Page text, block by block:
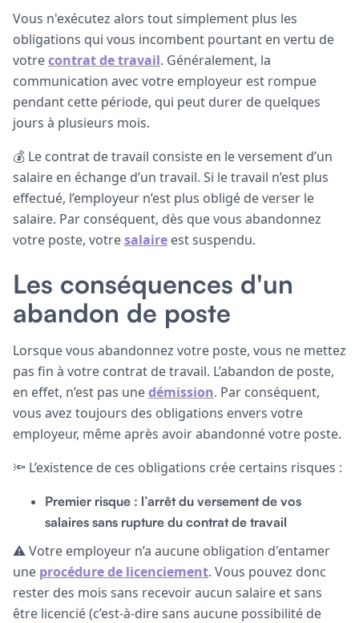
Vous n'exécutez alors tout simplement plus les
obligations qui vous incombent pourtant en vertu de
votrecontrat de travail. Généralement, la
communication avec votre employeur est rompue
pendant cette période, qui peut durer de quelques
jours à plusieurs mois.
💰 Le contrat de travail consiste en le versement d’un
salaire en échange d’un travail. Si le travail n’est plus
effectué, l’employeur n’est plus obligé de verser le
salaire. Par conséquent, dès que vous abandonnez
votre poste, votresalaire est suspendu.
Les conséquences d'un
abandon de poste
Lorsque vous abandonnez votre poste, vous ne mettez
pas fin à votre contrat de travail. L’abandon de poste,
en effet, n’est pas unedémission. Par conséquent,
vous avez toujours des obligations envers votre
employeur, même après avoir abandonné votre poste.
🔦 L’existence de ces obligations crée certains risques :
Premier risque : l’arrêt du versement de vos
salaires sans rupture du contrat de travail
⚠️ Votre employeur n’a aucune obligation d'entamer
une procédure de licenciement. Vous pouvez donc
rester des mois sans recevoir aucun salaire et sans
être licencié (c’est-à-dire sans aucune possibilité de